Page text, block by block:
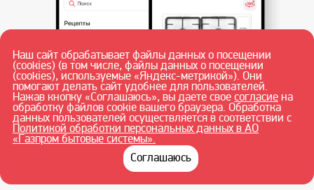
При полной или частичной перепечатке текстовых материалов в
darina.suобязательна.
ФИЛИАЛ АО «ГАЗПРОМ БЫТОВЫЕ СИСТЕМЫ» 2026
Наш сайт обрабатывает файлы данных о посещении
(cookies) (в том числе, файлы данных о посещении
(cookies), используемые «Яндекс-метрикой»). Они
помогают делать сайт удобнее для пользователей.
Нажав кнопку «Соглашаюсь», вы даете свое согласие на
обработку файлов cookie вашего браузера. Обработка
данных пользователей осуществляется в соответствии с
Политикой обработки персональных данных в АО
«Газпром бытовые системы».
Соглашаюсь